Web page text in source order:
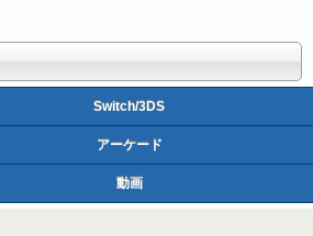
Switch/3DS
アーケード
動画